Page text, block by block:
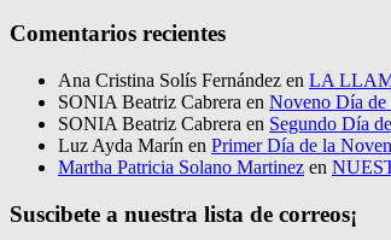
Comentarios recientes
Ana Cristina Solís Fernández en LA
SONIA Beatriz Cabrera en Noveno Día de
SONIA Beatriz Cabrera en Segundo Día
Luz Ayda Marín en Primer Día de la
Martha Patricia Solano Martinez en
Suscibete a nuestra lista de correos¡